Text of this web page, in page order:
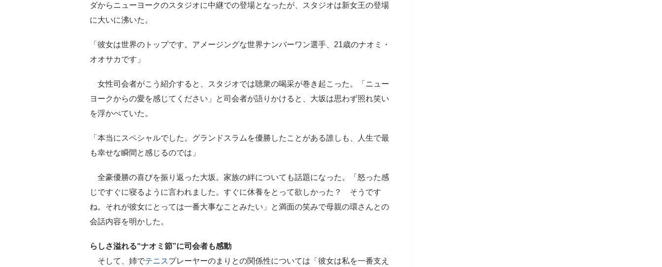
ダからニューヨークのスタジオに中継での登場となったが、スタジオは新女王の登場
に大いに沸いた。
「彼女は世界のトップです。アメージングな世界ナンバーワン選手、21歳のナオミ・
オオサカです」
女性司会者がこう紹介すると、スタジオでは聴衆の喝采が巻き起こった。「ニュー
ヨークからの愛を感じてください」と司会者が語りかけると、大坂は思わず照れ笑い
を浮かべていた。
「本当にスペシャルでした。グランドスラムを優勝したことがある誰しも、人生で最
も幸せな瞬間と感じるのでは」
全豪優勝の喜びを振り返った大坂。家族の絆についても話題になった。「怒った感
じですぐに寝るように言われました。すぐに休養をとって欲しかった？ そうです
ね。それが彼女にとっては一番大事なことみたい」と満面の笑みで母親の環さんとの
会話内容を明かした。
らしさ溢れる“ナオミ節”に司会者も感動
そして、姉でテニスプレーヤーのまりとの関係性については「彼女は私を一番支え